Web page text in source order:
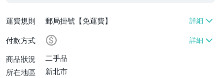
運費規則
郵局掛號【免運費】
付款方式
商品狀況
二手品
所在地區
新北市